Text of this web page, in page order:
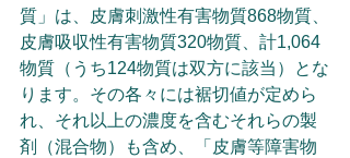
質」は、皮膚刺激性有害物質868物質、
皮膚吸収性有害物質320物質、計1,064
物質（うち124物質は双方に該当）とな
ります。その各々には裾切値が定めら
れ、それ以上の濃度を含むそれらの製
剤（混合物）も含め、「皮膚等障害物